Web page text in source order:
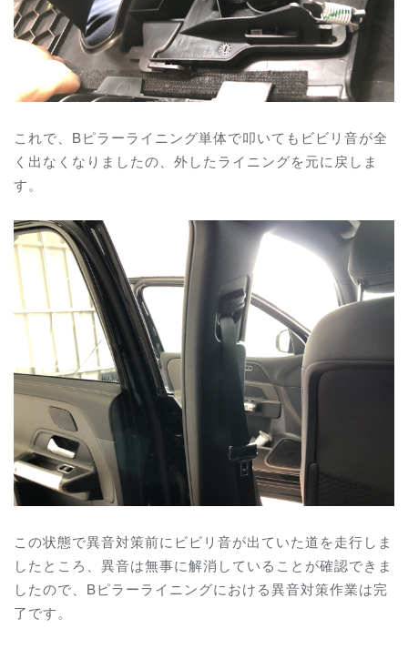
これで、Bピラーライニング単体で叩いてもビビリ音が全
く出なくなりましたの、外したライニングを元に戻しま
す。
この状態で異音対策前にビビリ音が出ていた道を走行しま
したところ、異音は無事に解消していることが確認できま
したので、Bピラーライニングにおける異音対策作業は完
了です。